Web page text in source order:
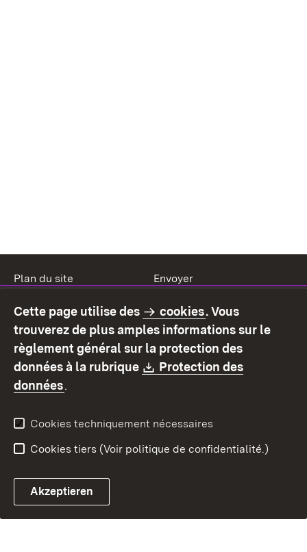
Plan du site
Envoyer
Mode d'emploi
Déclaration sur
l'accessibilité
Contact
Signaler un lien brisé
Cette page utilise des cookies. Vous
trouverez de plus amples informations sur le
règlement général sur la protection des
données à la rubrique
Download:
Protection des
données.
Cookies techniquement nécessaires
Cookies tiers (Voir politique de confidentialité.)
Akzeptieren